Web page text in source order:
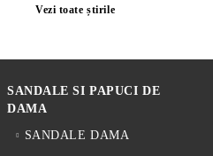
Vezi toate știrile
SANDALE SI PAPUCI DE
DAMA
SANDALE DAMA